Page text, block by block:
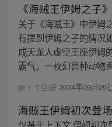
《海贼王伊姆之子》
关于《海贼王》中伊姆
有提到伊姆之子的情况
成天龙人虚空王座伊姆
霸气，一枚幻兽种动物
1 个回答 2024年09月25
海贼王伊姆初次登场